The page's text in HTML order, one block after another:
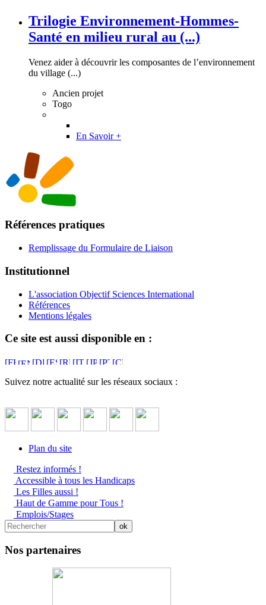
Trilogie Environnement-Hommes-
Santé en milieu rural au (...)
Venez aider à découvrir les composantes de l’environnement
du village (...)
Ancien projet
Togo
En Savoir +
Références pratiques
Remplissage du Formulaire de Liaison
Institutionnel
L'association Objectif Sciences International
Références
Mentions légales
Ce site est aussi disponible en :
Suivez notre actualité sur les réseaux sociaux :
Plan du site
Restez informés !
Accessible à tous les Handicaps
Les Filles aussi !
Haut de Gamme pour Tous !
Emplois/Stages
Nos partenaires